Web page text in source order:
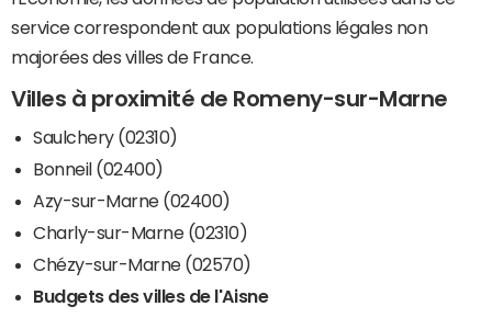
service correspondent aux populations légales non
majorées des villes de France.
Villes à proximité de Romeny-sur-Marne
Saulchery (02310)
Bonneil (02400)
Azy-sur-Marne (02400)
Charly-sur-Marne (02310)
Chézy-sur-Marne (02570)
Budgets des villes de l'Aisne